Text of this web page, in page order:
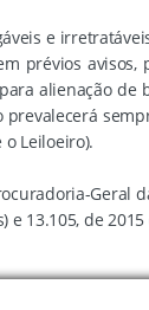
e
alienação
Leiloeiro).
Geral
13.105, de